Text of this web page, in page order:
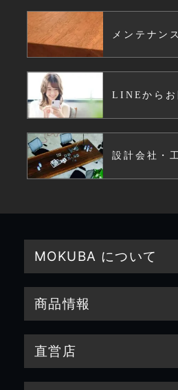
メンテナン
LINEからお
設計会社・
MOKUBA について
商品情報
直営店